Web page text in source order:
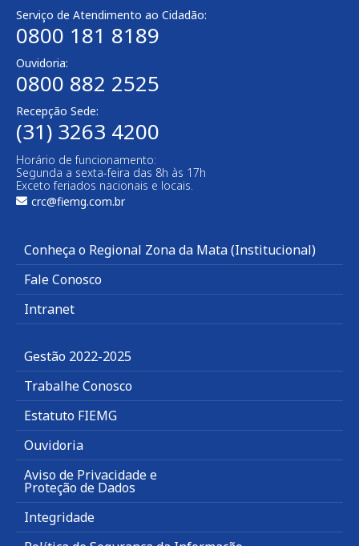
Serviço de Atendimento ao Cidadão:
0800 181 8189
Ouvidoria:
0800 882 2525
Recepção Sede:
(31) 3263 4200
Horário de funcionamento:
Segunda a sexta-feira das 8h às 17h
Exceto feriados nacionais e locais.
crc@fiemg.com.br
Conheça o Regional Zona da Mata (Institucional)
Fale Conosco
Intranet
Gestão 2022-2025
Trabalhe Conosco
Estatuto FIEMG
Ouvidoria
Aviso de Privacidade e
Proteção de Dados
Integridade